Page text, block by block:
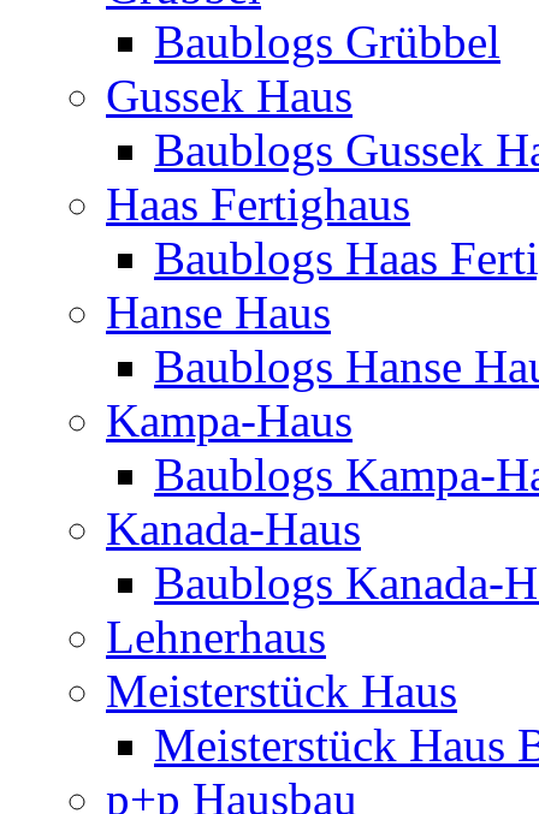
Baublogs Grübbel
Gussek Haus
Baublogs Gussek
Haas Fertighaus
Baublogs Haas
Hanse Haus
Baublogs Hanse
Kampa-Haus
Baublogs Kampa-
Kanada-Haus
Baublogs Kanada-
Lehnerhaus
Meisterstück Haus
Meisterstück Haus
p+p Hausbau